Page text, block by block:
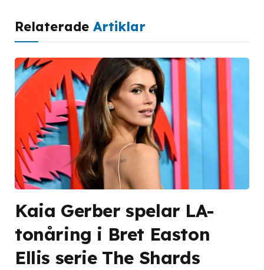
Relaterade Artiklar
Kaia Gerber spelar LA-
tonåring i Bret Easton
Ellis serie The Shards